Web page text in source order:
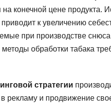
конечной цене продукта.
к увеличению
при производстве
обработки табака
стратегии
рекламу и продвижение